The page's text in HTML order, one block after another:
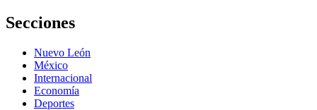
Secciones
Nuevo León
México
Internacional
Economía
Deportes